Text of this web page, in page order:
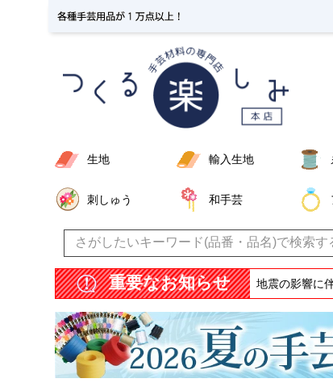
生地 輸入生地
刺しゅう 和手芸
重要なお知らせ 地震の影響に